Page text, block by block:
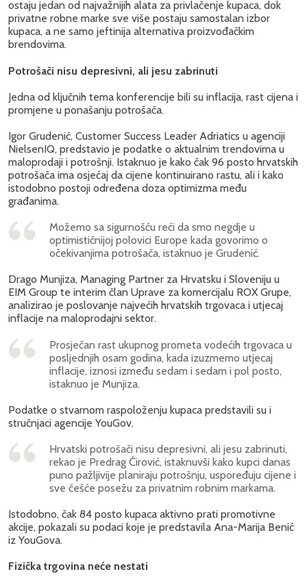
ostaju jedan od najvažnijih alata za privlačenje kupaca, dok
privatne robne marke sve više postaju samostalan izbor
kupaca, a ne samo jeftinija alternativa proizvođačkim
brendovima.
Potrošači nisu depresivni, ali jesu zabrinuti
Jedna od ključnih tema konferencije bili su inflacija, rast cijena i
promjene u ponašanju potrošača.
Igor Grudenić, Customer Success Leader Adriatics u agenciji
NielsenIQ, predstavio je podatke o aktualnim trendovima u
maloprodaji i potrošnji. Istaknuo je kako čak 96 posto hrvatskih
potrošača ima osjećaj da cijene kontinuirano rastu, ali i kako
istodobno postoji određena doza optimizma među
građanima.
Možemo sa sigurnošću reći da smo negdje u
optimističnijoj polovici Europe kada govorimo o
očekivanjima potrošača, istaknuo je Grudenić.
Drago Munjiza, Managing Partner za Hrvatsku i Sloveniju u
EIM Group te interim član Uprave za komercijalu ROX Grupe,
analizirao je poslovanje najvećih hrvatskih trgovaca i utjecaj
inflacije na maloprodajni sektor.
Prosječan rast ukupnog prometa vodećih trgovaca u
posljednjih osam godina, kada izuzmemo utjecaj
inflacije, iznosi između sedam i sedam i pol posto,
istaknuo je Munjiza.
Podatke o stvarnom raspoloženju kupaca predstavili su i
stručnjaci agencije YouGov.
Hrvatski potrošači nisu depresivni, ali jesu zabrinuti,
rekao je Predrag Ćirović, istaknuvši kako kupci danas
puno pažljivije planiraju potrošnju, uspoređuju cijene i
sve češće posežu za privatnim robnim markama.
Istodobno, čak 84 posto kupaca aktivno prati promotivne
akcije, pokazali su podaci koje je predstavila Ana-Marija Benić
iz YouGova.
Fizička trgovina neće nestati